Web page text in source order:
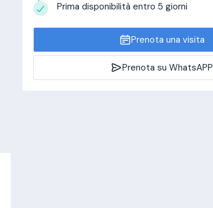
Prima disponibilità entro 5 giorni
Prenota una visita
Prenota su WhatsAPP